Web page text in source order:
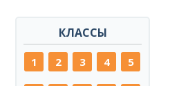
КЛАССЫ
1 2 3 4 5